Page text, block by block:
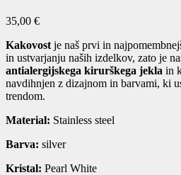
35,00 €
Kakovost je naš prvi in
in ustvarjanju naših izdelkov, zato je
antialergijskega kirurškega jekla in
navdihnjen z dizajnom in barvami, ki
trendom.
Material: Stainless steel
Barva: silver
Kristal: Pearl White